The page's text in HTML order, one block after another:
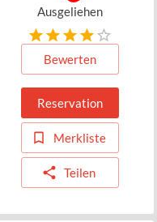
Ausgeliehen
Bewerten
Reservation
Merkliste
Teilen